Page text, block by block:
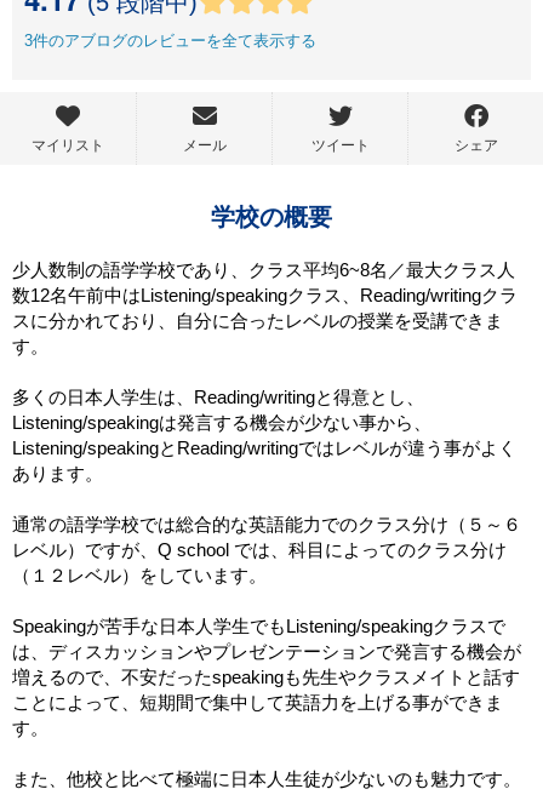
3件のアブログのレビューを全て表示する
マイリスト メール ツイート シェア
学校の概要
少人数制の語学学校であり、クラス平均6~8名／最大クラス人
数12名午前中はListening/speakingクラス、Reading/writingクラ
スに分かれており、自分に合ったレベルの授業を受講できま
す。
多くの日本人学生は、Reading/writingと得意とし、
Listening/speakingは発言する機会が少ない事から、
Listening/speakingとReading/writingではレベルが違う事がよく
あります。
通常の語学学校では総合的な英語能力でのクラス分け（５～６
レベル）ですが、Q school では、科目によってのクラス分け
（１２レベル）をしています。
Speakingが苦手な日本人学生でもListening/speakingクラスで
は、ディスカッションやプレゼンテーションで発言する機会が
増えるので、不安だったspeakingも先生やクラスメイトと話す
ことによって、短期間で集中して英語力を上げる事ができま
す。
また、他校と比べて極端に日本人生徒が少ないのも魅力です。